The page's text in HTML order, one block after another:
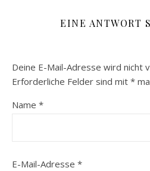
EINE ANTWORT
Deine E-Mail-Adresse wird nicht
Erforderliche Felder sind mit *
Name *
E-Mail-Adresse *